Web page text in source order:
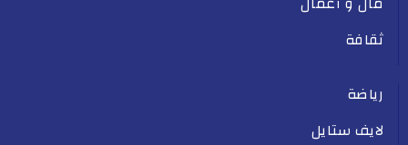
ثقافة
رياضة
لايف ستايل